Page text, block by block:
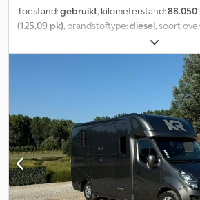
Toestand:gebruikt, kilometerstand:88.050
(125,09 pk), brandstoftype:diesel, soort
3.000 kg
emissieklasse:Euro 5, kleur:blauw, aantal
2.070 mm
ABS, centrale
stabiliteitsprogramma (ESP), standkachel
voertuignummer: 4301X ----Waarom
direct beschikbare personenauto's en
van de grootste voertuigshows in de regio.
tevreden klanten per jaar - topreviews van
financierings- en inruilmogelijkheden. Het
voertuigaanbod is te vinden op autonext?